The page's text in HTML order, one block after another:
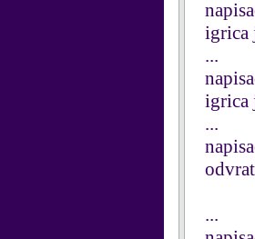
igrica
...
igrica
...
...